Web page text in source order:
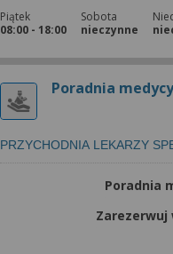
Piątek
08:00 - 18:00
Sobota
nieczynne
Poradnia
PRZYCHODNIA LEKARZY
Poradnia